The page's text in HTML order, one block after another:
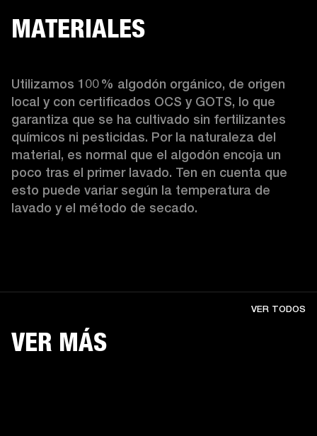
MATERIALES
Utilizamos 100 % algodón orgánico, de origen
local y con certificados OCS y GOTS, lo que
garantiza que se ha cultivado sin fertilizantes
químicos ni pesticidas. Por la naturaleza del
material, es normal que el algodón encoja un
poco tras el primer lavado. Ten en cuenta que
esto puede variar según la temperatura de
lavado y el método de secado.
VER MÁS
VER TODOS